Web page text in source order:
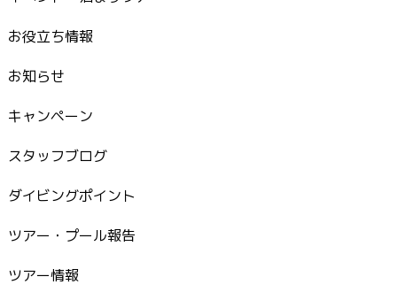
お役立ち情報
お知らせ
キャンペーン
スタッフブログ
ダイビングポイント
ツアー・プール報告
ツアー情報